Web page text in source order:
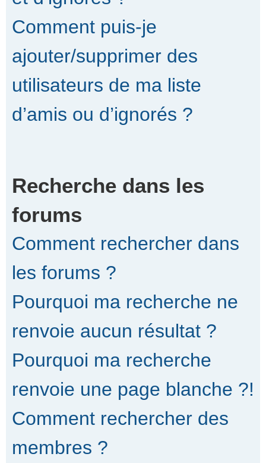
Comment puis-je
ajouter/supprimer des
utilisateurs de ma liste
d’amis ou d’ignorés ?
Recherche dans les
forums
Comment rechercher dans
les forums ?
Pourquoi ma recherche ne
renvoie aucun résultat ?
Pourquoi ma recherche
renvoie une page blanche ?!
Comment rechercher des
membres ?